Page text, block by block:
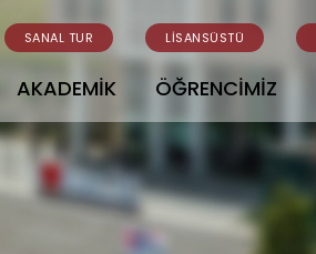
SANAL TUR LİSANSÜSTÜ
AKADEMİK ÖĞRENCİMİZ